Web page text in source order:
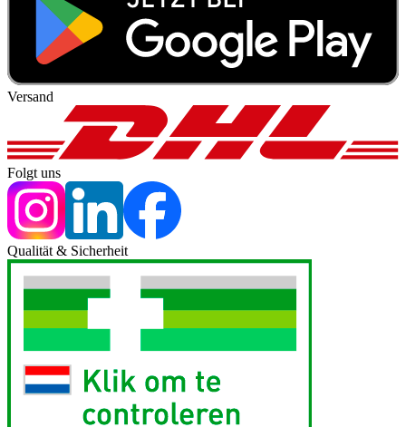
Versand
Folgt uns
Qualität & Sicherheit